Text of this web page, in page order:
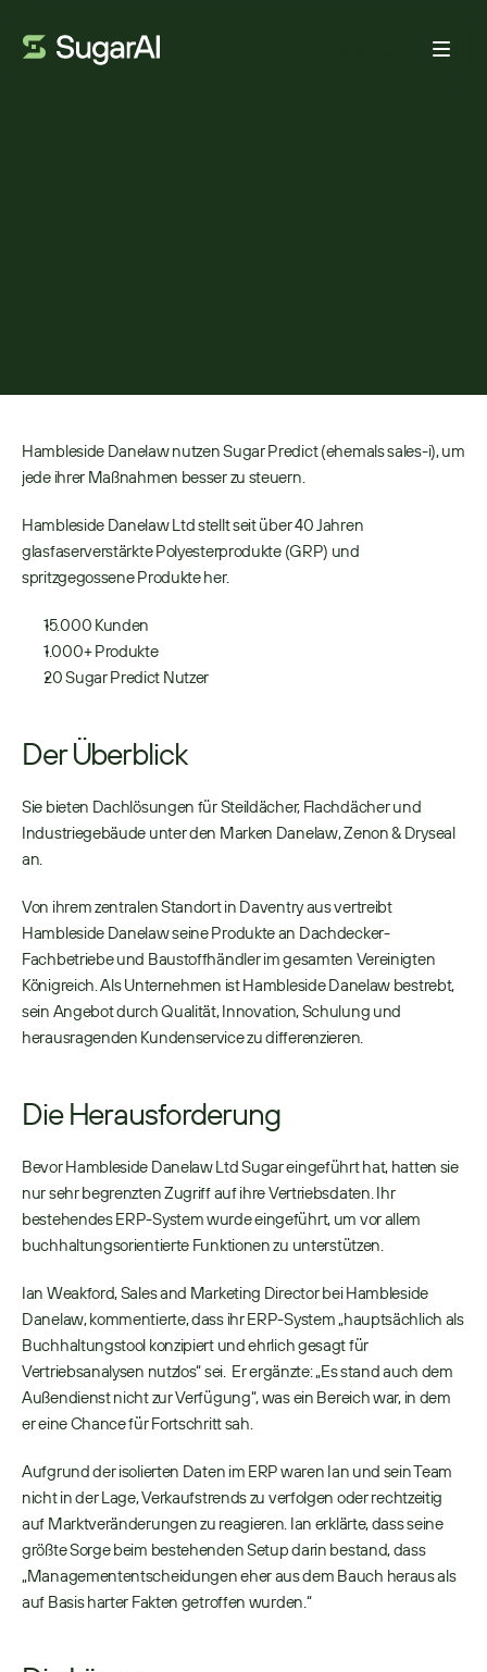
Hambleside Danelaw nutzen Sugar Predict (ehemals sales-i), um
jede ihrer Maßnahmen besser zu steuern.
Hambleside Danelaw Ltd stellt seit über 40 Jahren
glasfaserverstärkte Polyesterprodukte (GRP) und
spritzgegossene Produkte her.
15.000 Kunden
1.000+ Produkte
20 Sugar Predict Nutzer
Der Überblick
Sie bieten Dachlösungen für Steildächer, Flachdächer und
Industriegebäude unter den Marken Danelaw, Zenon & Dryseal
an.
Von ihrem zentralen Standort in Daventry aus vertreibt
Hambleside Danelaw seine Produkte an Dachdecker-
Fachbetriebe und Baustoffhändler im gesamten Vereinigten
Königreich. Als Unternehmen ist Hambleside Danelaw bestrebt,
sein Angebot durch Qualität, Innovation, Schulung und
herausragenden Kundenservice zu differenzieren.
Die Herausforderung
Bevor Hambleside Danelaw Ltd Sugar eingeführt hat, hatten sie
nur sehr begrenzten Zugriff auf ihre Vertriebsdaten. Ihr
bestehendes ERP-System wurde eingeführt, um vor allem
buchhaltungsorientierte Funktionen zu unterstützen.
Ian Weakford, Sales and Marketing Director bei Hambleside
Danelaw, kommentierte, dass ihr ERP-System „hauptsächlich als
Buchhaltungstool konzipiert und ehrlich gesagt für
Vertriebsanalysen nutzlos“ sei.  Er ergänzte: „Es stand auch dem
Außendienst nicht zur Verfügung“, was ein Bereich war, in dem
er eine Chance für Fortschritt sah.
Aufgrund der isolierten Daten im ERP waren Ian und sein Team
nicht in der Lage, Verkaufstrends zu verfolgen oder rechtzeitig
auf Marktveränderungen zu reagieren. Ian erklärte, dass seine
größte Sorge beim bestehenden Setup darin bestand, dass
„Managemententscheidungen eher aus dem Bauch heraus als
auf Basis harter Fakten getroffen wurden.“